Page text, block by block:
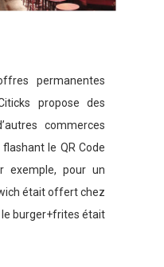
permanentes
propose des
commerces
le QR Code
exemple, pour un
était offert chez
le burger+frites était